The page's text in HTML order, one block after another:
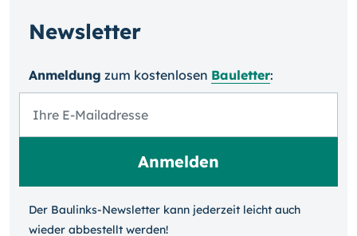
Newsletter
Anmeldung zum kosten­losen Bauletter:
Der Baulinks-Newsletter kann jeder­zeit leicht auch
wieder ab­bestellt werden!